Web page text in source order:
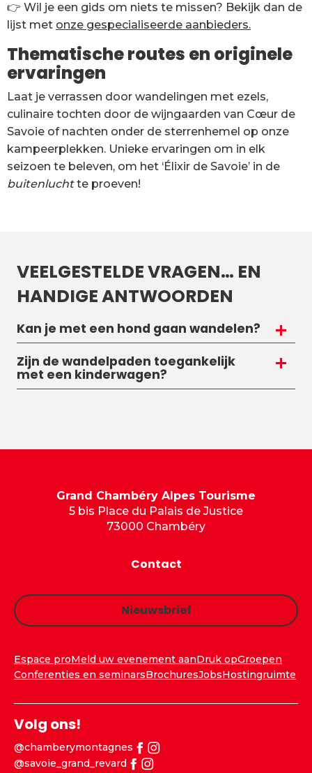
👉 Wil je een gids om niets te missen? Bekijk dan de
lijst met onze gespecialiseerde aanbieders.
Thematische routes en originele
ervaringen
Laat je verrassen door wandelingen met ezels,
culinaire tochten door de wijngaarden van Cœur de
Savoie of nachten onder de sterrenhemel op onze
kampeerplekken. Unieke ervaringen om in elk
seizoen te beleven, om het ‘Élixir de Savoie’ in de
buitenluchtte proeven!
VEELGESTELDE VRAGEN… EN
HANDIGE ANTWOORDEN
Kan je met een hond gaan wandelen?
Zijn de wandelpaden toegankelijk
met een kinderwagen?
Grand Chambéry Alpes Tourisme
5 bis Place du Palais de Justice
73000 Chambéry
Contact
Nieuwsbrief
Espace proMeld uw evenement aanDruk opGroepen
Conferenties en seminarsBrochuresJobsHostingruimte
Volg ons!
@chamberymontagnes
@savoie_grand_revard